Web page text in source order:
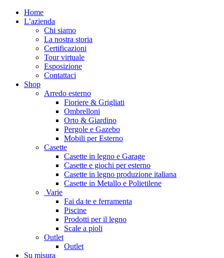
Home
L’azienda
Chi siamo
La nostra storia
Certificazioni
Tour virtuale
Esposizione
Contattaci
Shop
Arredo esterno
Fioriere & Grigliati
Ombrelloni
Orto & Giardino
Pergole e Gazebo
Mobili per Esterno
Casette
Casette in legno e Garage
Casette e giochi per esterno
Casette in legno produzione italiana
Casette in Metallo e Polietilene
Varie
Fai da te e ferramenta
Piscine
Prodotti per il legno
Scale a pioli
Outlet
Outlet
Su misura